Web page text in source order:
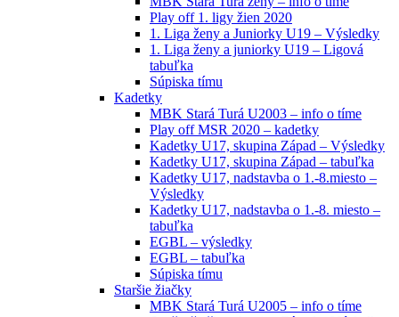
Play off 1. ligy žien 2020
1. Liga ženy a Juniorky U19 – Výsledky
1. Liga ženy a juniorky U19 – Ligová
tabuľka
Súpiska tímu
Kadetky
MBK Stará Turá U2003 – info o tíme
Play off MSR 2020 – kadetky
Kadetky U17, skupina Západ – Výsledky
Kadetky U17, skupina Západ – tabuľka
Kadetky U17, nadstavba o 1.-8.miesto –
Výsledky
Kadetky U17, nadstavba o 1.-8. miesto –
tabuľka
EGBL – výsledky
EGBL – tabuľka
Súpiska tímu
Staršie žiačky
MBK Stará Turá U2005 – info o tíme